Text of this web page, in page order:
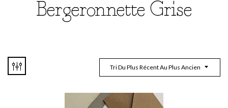
Bergeronnette Grise
Tri Du Plus Récent Au Plus Ancien